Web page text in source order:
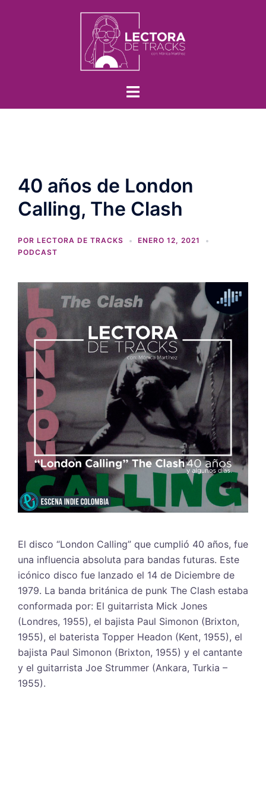
40 años de London
Calling, The Clash
POR LECTORA DE TRACKS
ENERO 12, 2021
PODCAST
El disco “London Calling” que cumplió 40 años, fue
una influencia absoluta para bandas futuras. Este
icónico disco fue lanzado el 14 de Diciembre de
1979. La banda británica de punk The Clash estaba
conformada por: El guitarrista Mick Jones
(Londres, 1955), el bajista Paul Simonon (Brixton,
1955), el baterista Topper Headon (Kent, 1955), el
bajista Paul Simonon (Brixton, 1955) y el cantante
y el guitarrista Joe Strummer (Ankara, Turkia –
1955).